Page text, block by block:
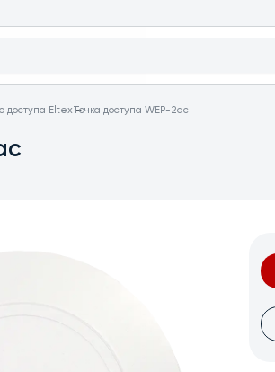
доступа EltexТочка доступа WEP-2ac